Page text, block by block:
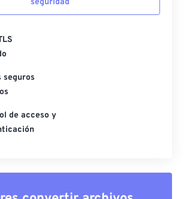
seguridad
seguros
de acceso y